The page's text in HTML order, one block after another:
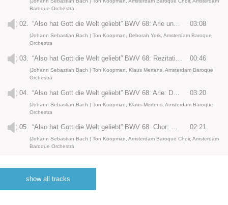
Baroque Orchestra
02. “Also hat Gott die Welt geliebt” BWV 68: Arie und Ritornello: Mein gläubiges Herze 03:08
(Johann Sebastian Bach ) Ton Koopman, Deborah York, Amsterdam Baroque
Orchestra
03. 00:46
(Johann Sebastian Bach ) Ton Koopman, Klaus Mertens, Amsterdam Baroque
Orchestra
04. 03:20
(Johann Sebastian Bach ) Ton Koopman, Klaus Mertens, Amsterdam Baroque
Orchestra
05. “Also hat Gott die Welt geliebt” BWV 68: Chor: Wer an ihn gläubet 02:21
(Johann Sebastian Bach ) Ton Koopman, Amsterdam Baroque Choir, Amsterdam
Baroque Orchestra
Baroque Orchestra
show all tracks